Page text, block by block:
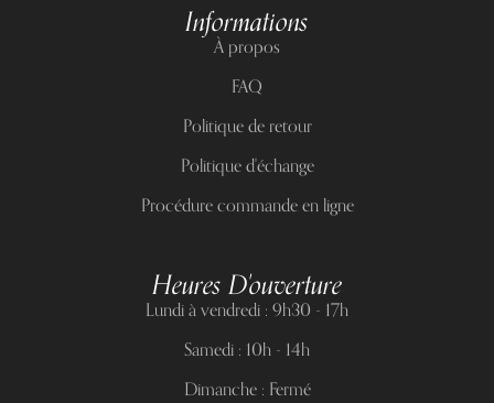
Informations
À propos
FAQ
Politique de retour
Politique d'échange
Procédure commande en ligne
Heures D'ouverture
Lundi à vendredi : 9h30 - 17h
Samedi : 10h - 14h
Dimanche : Fermé